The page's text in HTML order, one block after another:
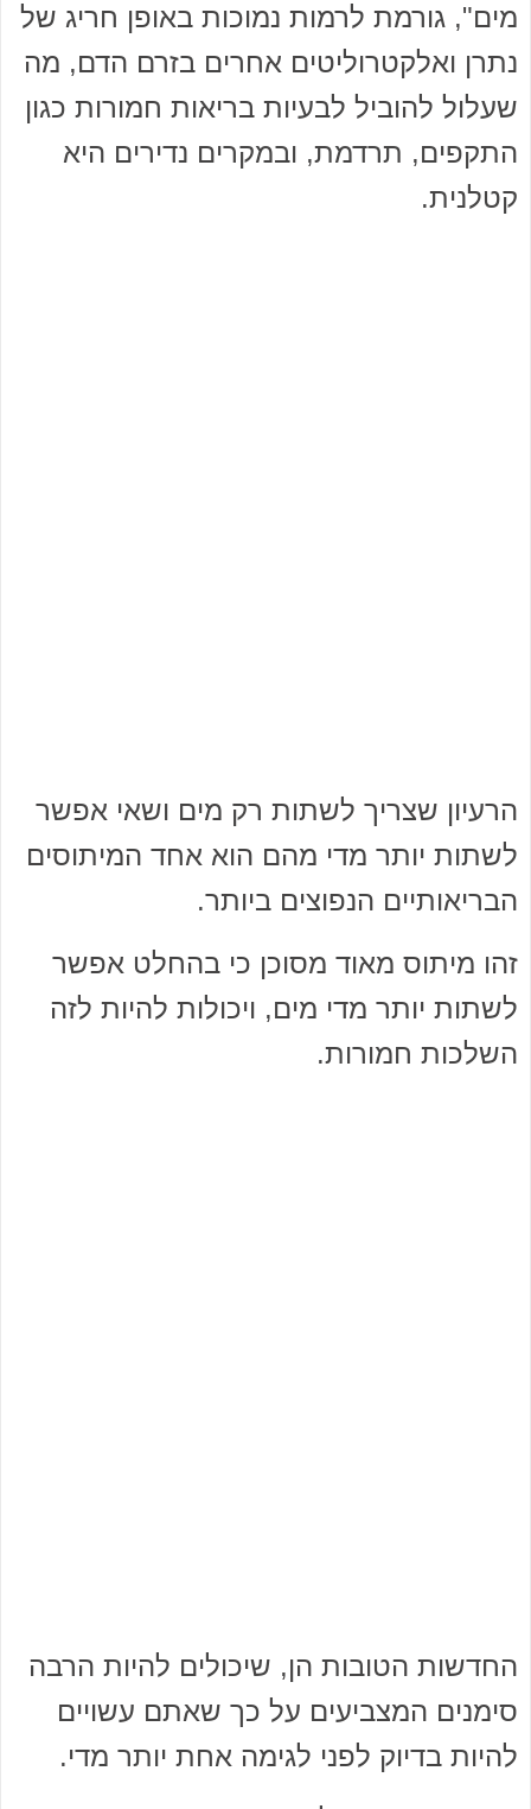
מים", גורמת לרמות נמוכות באופן חריג של
נתרן ואלקטרוליטים אחרים בזרם הדם, מה
שעלול להוביל לבעיות בריאות חמורות כגון
התקפים, תרדמת, ובמקרים נדירים היא
קטלנית.
הרעיון שצריך לשתות רק מים ושאי אפשר
לשתות יותר מדי מהם הוא אחד המיתוסים
הבריאותיים הנפוצים ביותר.
זהו מיתוס מאוד מסוכן כי בהחלט אפשר
לשתות יותר מדי מים, ויכולות להיות לזה
השלכות חמורות.
החדשות הטובות הן, שיכולים להיות הרבה
סימנים המצביעים על כך שאתם עשויים
להיות בדיוק לפני לגימה אחת יותר מדי.